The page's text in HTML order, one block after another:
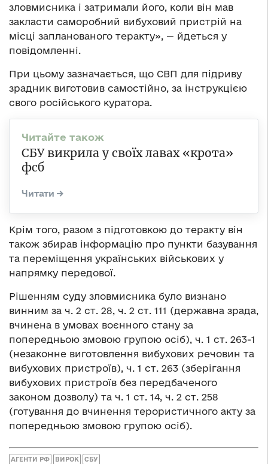
зловмисника і затримали його, коли він мав
закласти саморобний вибуховий пристрій на
місці запланованого теракту», — йдеться у
повідомленні.
При цьому зазначається, що СВП для підриву
зрадник виготовив самостійно, за інструкцією
свого російського куратора.
СБУ викрила у своїх лавах «крота»
фсб
Крім того, разом з підготовкою до теракту він
також збирав інформацію про пункти базування
та переміщення українських військових у
напрямку передової.
Рішенням суду зловмисника було визнано
винним за ч. 2 ст. 28, ч. 2 ст. 111 (державна зрада,
вчинена в умовах воєнного стану за
попередньою змовою групою осіб), ч. 1 ст. 263-1
(незаконне виготовлення вибухових речовин та
вибухових пристроїв), ч. 1 ст. 263 (зберігання
вибухових пристроїв без передбаченого
законом дозволу) та ч. 1 ст. 14, ч. 2 ст. 258
(готування до вчинення терористичного акту за
попередньою змовою групою осіб).
АГЕНТИ РФ ВИРОК СБУ